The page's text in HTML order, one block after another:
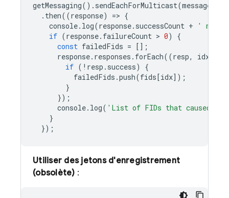
getMessaging(). sendEachForMulticast(message
. then((response) => {
console. log(response. successCount +
'
if (response. failureCount > 0)
{
const failedFids = [];
response. responses . forEach((resp, idx
if ( ! resp . success)
{
failedFids .push(fids[idx]);
}
});
console. log( 'List of FIDs that caused
}
});
Utiliser des jetons d'enregistrement
(obsolète) :